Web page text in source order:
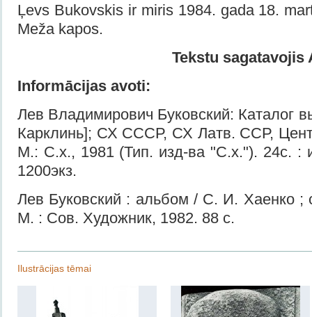
Ļevs Bukovskis ir miris 1984. gada 18.
Meža kapos.
Tekstu sagatavojis
Informācijas avoti:
Лев Владимирович Буковский: Каталог
Карклинь]; СХ СССР, СХ Латв. ССР,
М.: С.х., 1981 (Тип. изд-ва "С.х."). 24с. :
1200экз.
Лев Буковский : альбом / С. И. Хаенко ;
М. : Сов. Художник, 1982. 88 с.
Ilustrācijas tēmai